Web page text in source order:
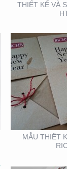
THIẾT KẾ VÀ
MẪU THIẾT
BOOTH
LÃMVIỆT